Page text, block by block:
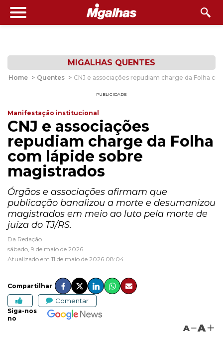
MIGALHAS QUENTES
Home > Quentes > CNJ e associações repudiam charge da Folha
PUBLICIDADE
Manifestação institucional
CNJ e associações
repudiam charge da Folha
com lápide sobre
magistrados
Órgãos e associações afirmam que
publicação banalizou a morte e desumanizou
magistrados em meio ao luto pela morte de
juíza do TJ/RS.
Da Redação
sábado, 9 de maio de 2026
Atualizado em 11 de maio de 2026 08:04
Compartilhar
Comentar
Siga-nos
no
A A